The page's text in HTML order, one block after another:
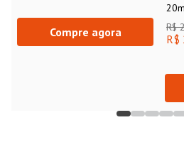
Compre agora
R$
R$